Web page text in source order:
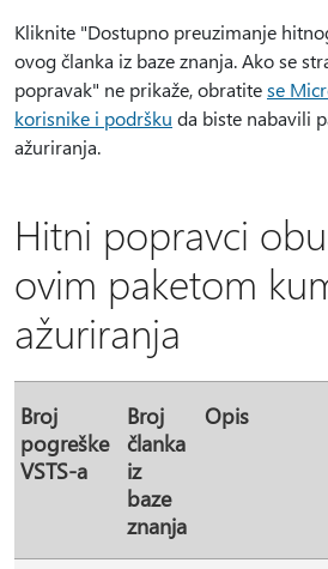
Kliknite "Dostupno preuzimanje
ovog članka iz baze znanja. Ako se
popravak" ne prikaže, obratitese
korisnike i podršku da biste nabavili
ažuriranja.
Hitni popravci
ovim paketom
ažuriranja
Broj
pogreške
VSTS-a
Broj
članka
iz
baze
znanja
Opis